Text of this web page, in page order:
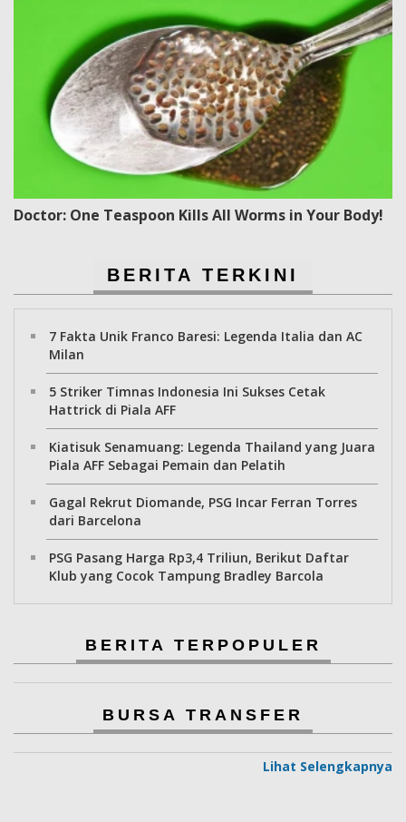
Doctor: One Teaspoon Kills All Worms in Your Body!
BERITA TERKINI
7 Fakta Unik Franco Baresi: Legenda Italia dan AC
Milan
5 Striker Timnas Indonesia Ini Sukses Cetak
Hattrick di Piala AFF
Kiatisuk Senamuang: Legenda Thailand yang Juara
Piala AFF Sebagai Pemain dan Pelatih
Gagal Rekrut Diomande, PSG Incar Ferran Torres
dari Barcelona
PSG Pasang Harga Rp3,4 Triliun, Berikut Daftar
Klub yang Cocok Tampung Bradley Barcola
BERITA TERPOPULER
BURSA TRANSFER
Lihat Selengkapnya